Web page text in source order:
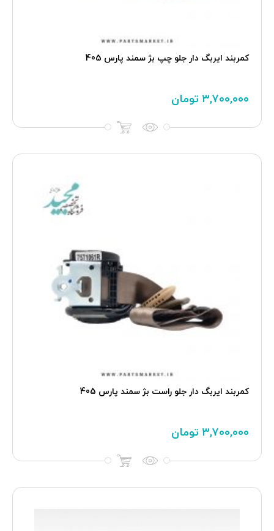
کمربند ايربگ دار جلو چپ بژ سمند پارس 405
۳,۷۰۰,۰۰۰ تومان
کمربند ايربگ دار جلو راست بژ سمند پارس 405
۳,۷۰۰,۰۰۰ تومان